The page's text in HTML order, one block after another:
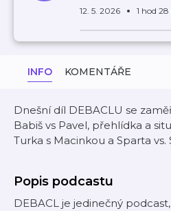
12. 5. 2026 1 hod
INFO KOMENTÁŘE
Dnešní díl DEBACLU se
Babiš vs Pavel, přehlídka a
Turka s Macinkou a Sparta vs.
Popis podcastu
DEBACL je jedinečný